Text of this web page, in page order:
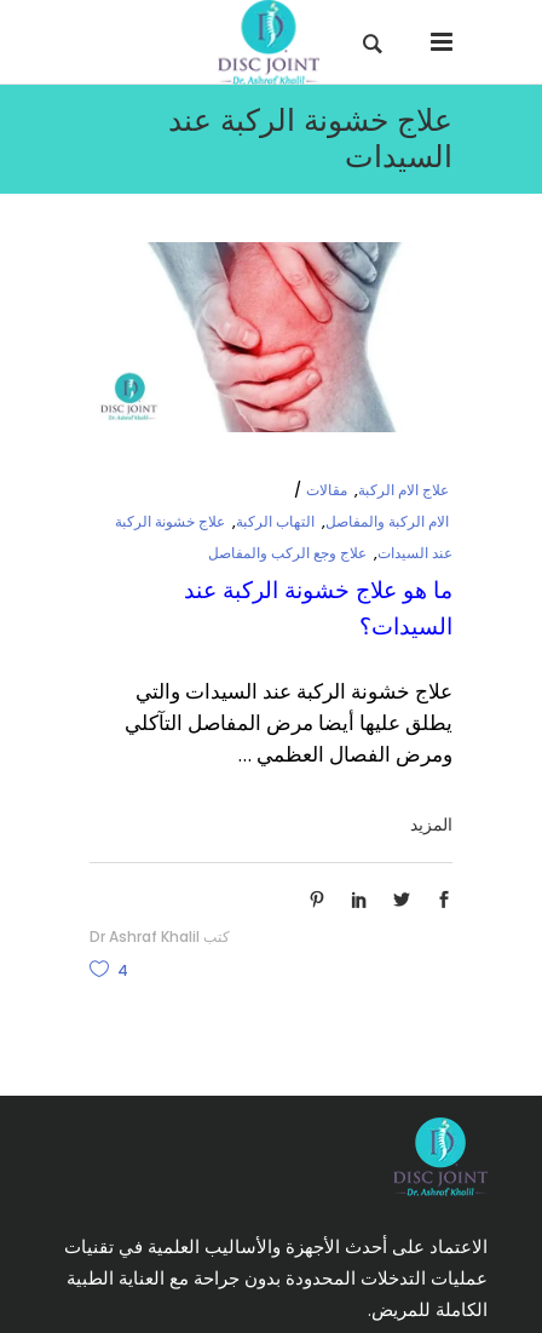
علاج خشونة الركبة عند
السيدات
علاج الام الركبة, مقالات
الام الركبة والمفاصل, التهاب الركبة, علاج خشونة الركبة
عند السيدات, علاج وجع الركب والمفاصل
ما هو علاج خشونة الركبة عند
السيدات؟
علاج خشونة الركبة عند السيدات والتي
يطلق عليها أيضا مرض المفاصل التآكلي
ومرض الفصال العظمي
المزيد
كتب Dr Ashraf Khalil
4
الاعتماد على أحدث الأجهزة والأساليب العلمية في تقنيات
عمليات التدخلات المحدودة بدون جراحة مع العناية الطبية
الكاملة للمريض.